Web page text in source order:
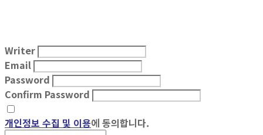
Writer
Email
Password
Confirm Password
개인정보 수집 및 이용에 동의합니다.